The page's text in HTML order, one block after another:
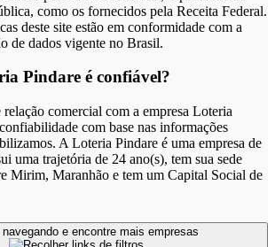
como os fornecidos pela Receita Federal.
deste site estão em conformidade com a
de dados vigente no Brasil.
Pindare é confiável?
relação comercial com a empresa Loteria
com base nas informações
A Loteria Pindare é uma empresa de
uma trajetória de 24 ano(s), tem sua sede
Mirim, Maranhão e tem um Capital Social de